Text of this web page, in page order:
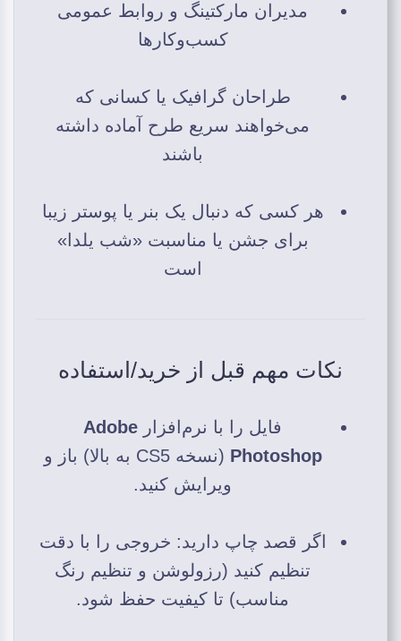
مدیران مارکتینگ و روابط عمومی
کسب‌وکارها
طراحان گرافیک یا کسانی که
می‌خواهند سریع طرح آماده داشته
باشند
هر کسی که دنبال یک بنر یا پوستر زیبا
برای جشن یا مناسبت «شب یلدا»
است
نکات مهم قبل از خرید/استفاده
فایل را با نرم‌افزار Adobe
Photoshop
(نسخه CS5 به بالا) باز و
ویرایش کنید.
اگر قصد چاپ دارید: خروجی را با دقت
تنظیم کنید (رزولوشن و تنظیم رنگ
مناسب) تا کیفیت حفظ شود.